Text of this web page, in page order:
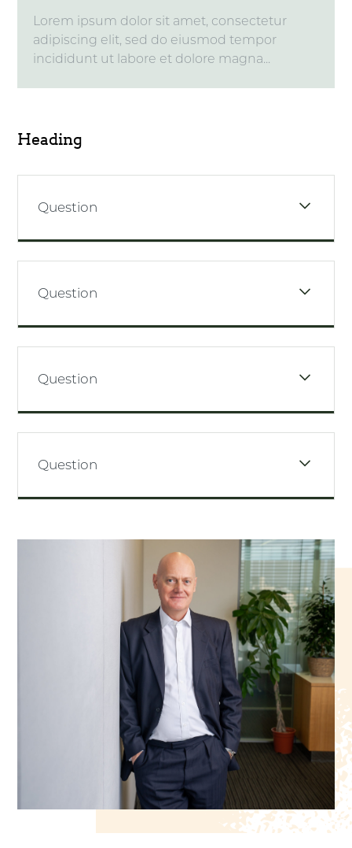
Lorem ipsum dolor sit amet, consectetur
adipiscing elit, sed do eiusmod tempor
incididunt ut labore et dolore magna...
Heading
Question
Question
Question
Question